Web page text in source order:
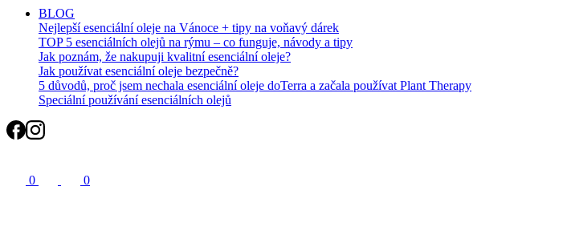
BLOG
Nejlepší esenciální oleje na Vánoce + tipy na voňavý dárek
TOP 5 esenciálních olejů na rýmu – co funguje, návody a tipy
Jak poznám, že nakupuji kvalitní esenciální oleje?
Jak používat esenciální oleje bezpečně?
5 důvodů, proč jsem nechala esenciální oleje doTerra a začala používat Plant Therapy
Speciální používání esenciálních olejů
0 0